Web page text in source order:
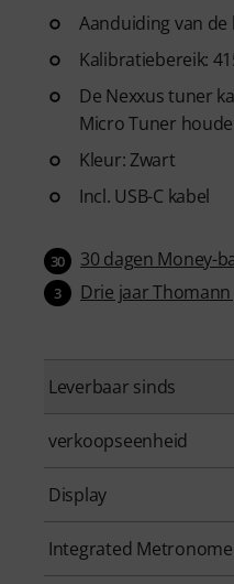
Aanduiding van de
Kalibratiebereik:
De Nexxus tuner
Micro Tuner
Kleur: Zwart
Incl. USB-C kabel
30 30 dagen Money-
3 Drie jaar
Leverbaar sinds
verkoopseenheid
Display
Integrated Metronome